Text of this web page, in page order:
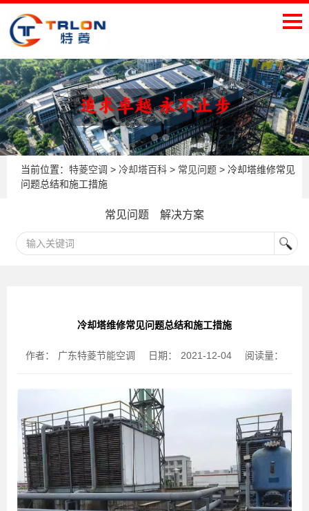
当前位置： 特菱空调 > 冷却塔百科 > 常见问题 > 冷却塔维修常见
问题总结和施工措施
常见问题 解决方案
冷却塔维修常见问题总结和施工措施
作者： 广东特菱节能空调 日期： 2021-12-04 阅读量：